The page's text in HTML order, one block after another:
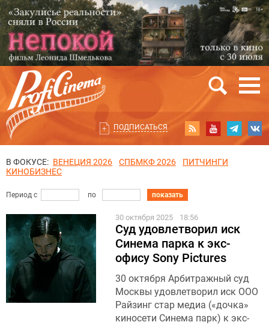
ПОДПИСАТЬСЯ
В ФОКУСЕ: ВЕНЕЦИЯ 2026 СПБМКФ 2026
ПИТЧИНГИ
КИНОБИЗНЕС
Период с по показать
30 октября 2025 18:56
Суд удовлетворил иск
Синема парка к экс-
офису Sony Pictures
30 октября Арбитражный суд
Москвы удовлетворил иск ООО
Райзинг стар медиа («дочка»
киносети Синема парк) к экс-